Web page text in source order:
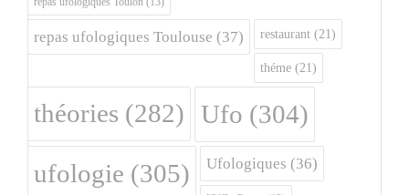
repas ufologiques Toulouse (37) restaurant (21)
théme (21)
théories (282) Ufo (304)
ufologie (305) Ufologiques (36)